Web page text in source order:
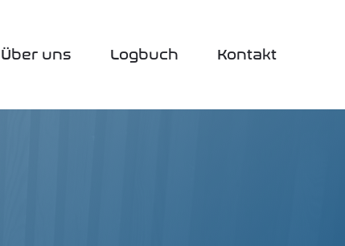
Über uns Log­buch Kon­takt